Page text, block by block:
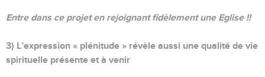
Entre dans ce projet en rejoignant fidèlement une Eglise !!
3) L’expression « plénitude » révèle aussi une qualité de vie
spirituelle présente et à venir